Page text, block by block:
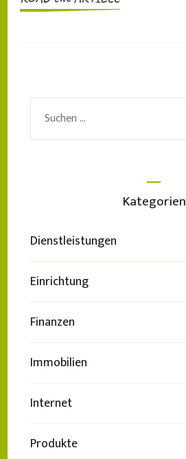
Suchen
Kategorien
Dienstleistungen
Einrichtung
Finanzen
Immobilien
Internet
Produkte